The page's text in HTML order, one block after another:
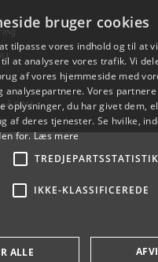
SDU
bruger cookies
tilpasse vores indhold og til at
at analysere vores trafik. Vi
af vores hjemmeside med
analysepartnere. Vores
oplysninger, du har givet dem,
af deres tjenester. Se hvilke,
for.Læs mere
TREDJEPARTSSTATISTIK
IKKE-KLASSIFICEREDE
ALLE